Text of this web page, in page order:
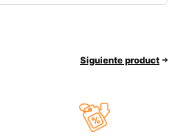
Siguiente product